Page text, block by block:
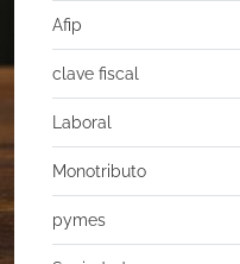
Afip
clave fiscal
Laboral
Monotributo
pymes